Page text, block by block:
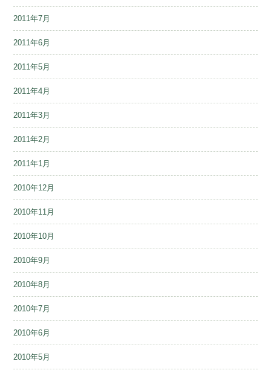
2011年7月
2011年6月
2011年5月
2011年4月
2011年3月
2011年2月
2011年1月
2010年12月
2010年11月
2010年10月
2010年9月
2010年8月
2010年7月
2010年6月
2010年5月